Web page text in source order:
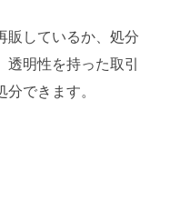
販しているか、処分
明性を持った取引
できます。